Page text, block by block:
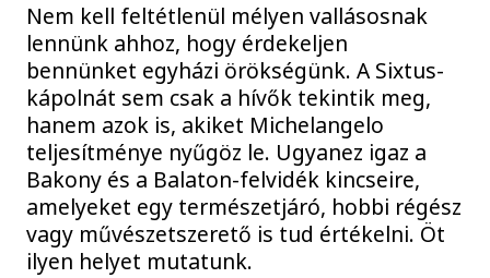
Nem kell feltétlenül mélyen vallásosnak
lennünk ahhoz, hogy érdekeljen
bennünket egyházi örökségünk. A Sixtus-
kápolnát sem csak a hívők tekintik meg,
hanem azok is, akiket Michelangelo
teljesítménye nyűgöz le. Ugyanez igaz a
Bakony és a Balaton-felvidék kincseire,
amelyeket egy természetjáró, hobbi régész
vagy művészetszerető is tud értékelni. Öt
ilyen helyet mutatunk.